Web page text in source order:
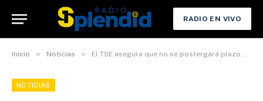
RADIO EN VIVO
Inicio » Noticias » El TSE asegura que no se postergará plazo para el empadronamiento
NOTICIAS